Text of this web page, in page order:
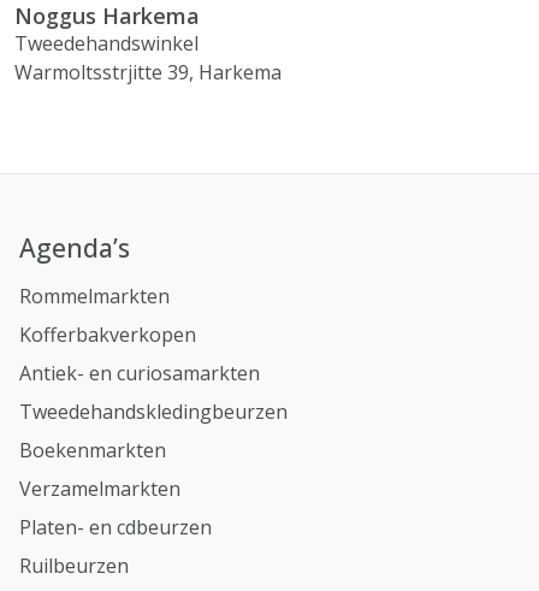
Noggus Harkema
Tweedehandswinkel
Warmoltsstrjitte 39, Harkema
Agenda’s
Rommelmarkten
Kofferbakverkopen
Antiek- en curiosamarkten
Tweedehandskledingbeurzen
Boekenmarkten
Verzamelmarkten
Platen- en cdbeurzen
Ruilbeurzen